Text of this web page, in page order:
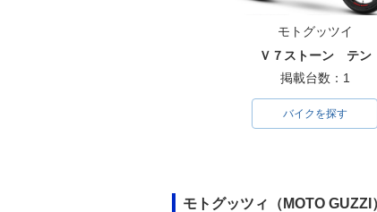
モトグッツイ
Ｖ７ストーン テン
掲載台数：1
バイクを探す
モトグッツィ（MOTO